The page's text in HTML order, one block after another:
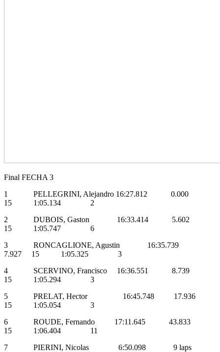
Final FECHA 3
1 PELLEGRINI, Alejandro 16:27.812 0.000
15 1:05.134 2
2 DUBOIS, Gaston 16:33.414 5.602
15 1:05.747 6
3 RONCAGLIONE, Agustin 16:35.739
7.927 15 1:05.325 3
4 SCERVINO, Francisco 16:36.551 8.739
15 1:05.294 3
5 PRELAT, Hector 16:45.748 17.936
15 1:05.054 3
6 ROUDE, Fernando 17:11.645 43.833
15 1:06.404 11
7 PIERINI, Nicolas 6:50.098 9 laps